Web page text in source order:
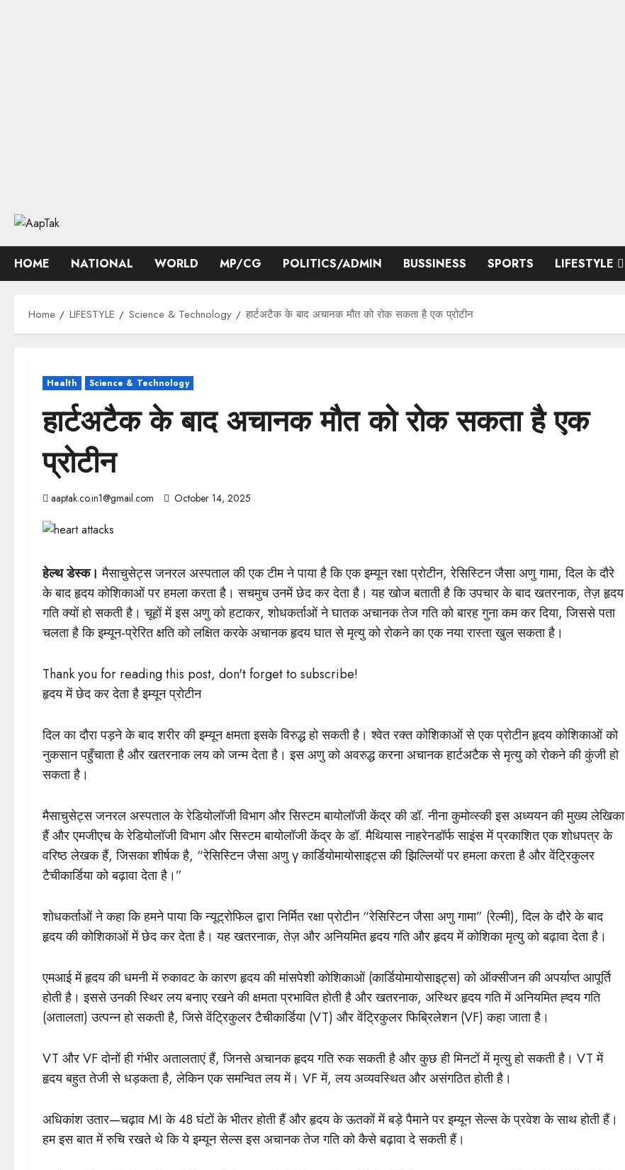
content
HOME
NATIONAL WORLD MP/CG POLITICS/ADMIN BUSSINESS SPORTS LIFESTYLE
Home LIFESTYLE Science & Technology हार्टअटैक के बाद अचानक मौत को रोक सकता है एक प्रोटीन
Health Science & Technology
हार्टअटैक के बाद अचानक मौत को रोक सकता है एक
प्रोटीन
aaptak.co.in1@gmail.com October 14, 2025
हेल्थ डेस्क।मैसाचुसेट्स जनरल अस्पताल की एक टीम ने पाया है कि एक इम्यून रक्षा प्रोटीन, रेसिस्टिन जैसा अणु गामा, दिल के दौरे
के बाद हृदय कोशिकाओं पर हमला करता है। सचमुच उनमें छेद कर देता है। यह खोज बताती है कि उपचार के बाद खतरनाक, तेज़ हृदय
गति क्यों हो सकती है। चूहों में इस अणु को हटाकर, शोधकर्ताओं ने घातक अचानक तेज गति को बारह गुना कम कर दिया, जिससे पता
चलता है कि इम्यून-प्रेरित क्षति को लक्षित करके अचानक हृदय घात से मृत्यु को रोकने का एक नया रास्ता खुल सकता है।
Thank you for reading this post, don't forget to subscribe!
हृदय में छेद कर देता है इम्यून प्रोटीन
दिल का दौरा पड़ने के बाद शरीर की इम्यून क्षमता इसके विरुद्ध हो सकती है। श्वेत रक्त कोशिकाओं से एक प्रोटीन हृदय कोशिकाओं को
नुकसान पहुँचाता है और खतरनाक लय को जन्म देता है। इस अणु को अवरुद्ध करना अचानक हार्टअटैक से मृत्यु को रोकने की कुंजी हो
सकता है।
मैसाचुसेट्स जनरल अस्पताल के रेडियोलॉजी विभाग और सिस्टम बायोलॉजी केंद्र की डॉ. नीना कुमोव्स्की इस अध्ययन की मुख्य लेखिका
हैं और एमजीएच के रेडियोलॉजी विभाग और सिस्टम बायोलॉजी केंद्र के डॉ. मैथियास नाहरेनडॉर्फ साइंस में प्रकाशित एक शोधपत्र के
वरिष्ठ लेखक हैं, जिसका शीर्षक है, “रेसिस्टिन जैसा अणु γ कार्डियोमायोसाइट्स की झिल्लियों पर हमला करता है और वेंट्रिकुलर
टैचीकार्डिया को बढ़ावा देता है।”
शोधकर्ताओं ने कहा कि हमने पाया कि न्यूट्रोफिल द्वारा निर्मित रक्षा प्रोटीन “रेसिस्टिन जैसा अणु गामा” (रेल्मी), दिल के दौरे के बाद
हृदय की कोशिकाओं में छेद कर देता है। यह खतरनाक, तेज़ और अनियमित हृदय गति और हृदय में कोशिका मृत्यु को बढ़ावा देता है।
एमआई में हृदय की धमनी में रुकावट के कारण हृदय की मांसपेशी कोशिकाओं (कार्डियोमायोसाइट्स) को ऑक्सीजन की अपर्याप्त आपूर्ति
होती है। इससे उनकी स्थिर लय बनाए रखने की क्षमता प्रभावित होती है और खतरनाक, अस्थिर हृदय गति में अनियमित ह्दय गति
(अतालता) उत्पन्न हो सकती है, जिसे वेंट्रिकुलर टैचीकार्डिया (VT) और वेंट्रिकुलर फिब्रिलेशन (VF) कहा जाता है।
VT और VF दोनों ही गंभीर अतालताएं हैं, जिनसे अचानक हृदय गति रुक ​​सकती है और कुछ ही मिनटों में मृत्यु हो सकती है। VT में
हृदय बहुत तेजी से धड़कता है, लेकिन एक समन्वित लय में। VF में, लय अव्यवस्थित और असंगठित होती है।
अधिकांश उतार—चढ़ाव MI के 48 घंटों के भीतर होती हैं और हृदय के ऊतकों में बड़े पैमाने पर इम्यून सेल्स के प्रवेश के साथ होती हैं।
हम इस बात में रुचि रखते थे कि ये इम्यून सेल्स इस अचानक तेज गति को कैसे बढ़ावा दे सकती हैं।